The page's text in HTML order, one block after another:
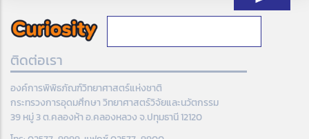
ติดต่อเรา
องค์การพิพิธภัณฑ์วิทยาศาสตร์แห่งชาติ
กระทรวงการอุดมศึกษา วิทยาศาสตร์วิจัยและนวัตกรรม
39 หมู่ 3 ต.คลองห้า อ.คลองหลวง จ.ปทุมธานี 12120